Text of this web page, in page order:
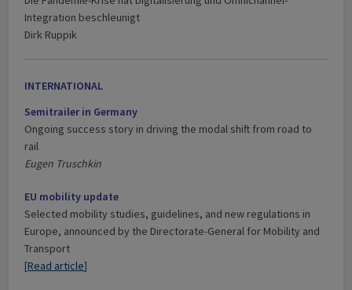
Integration beschleunigt
Dirk Ruppik
INTERNATIONAL
Semi­trailer in Germany
Ongoing success story in driving the modal shift from road to
rail
Eugen Truschkin
EU mobility update
Selected mobility studies, guidelines, and new regulations in
Europe, announced by the Directorate-General for Mobility and
Transport
[Read article]